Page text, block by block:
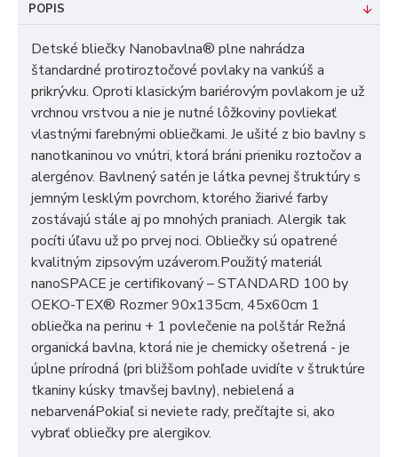
POPIS
Detské bliečky Nanobavlna® plne nahrádza
štandardné protiroztočové povlaky na vankúš a
prikrývku. Oproti klasickým bariérovým povlakom je už
vrchnou vrstvou a nie je nutné lôžkoviny povliekať
vlastnými farebnými obliečkami. Je ušité z bio bavlny s
nanotkaninou vo vnútri, ktorá bráni prieniku roztočov a
alergénov. Bavlnený satén je látka pevnej štruktúry s
jemným lesklým povrchom, ktorého žiarivé farby
zostávajú stále aj po mnohých praniach. Alergik tak
pocíti úľavu už po prvej noci. Obliečky sú opatrené
kvalitným zipsovým uzáverom.Použitý materiál
nanoSPACE je certifikovaný – STANDARD 100 by
OEKO-TEX® Rozmer 90x135cm, 45x60cm 1
obliečka na perinu + 1 povlečenie na polštár Režná
organická bavlna, ktorá nie je chemicky ošetrená - je
úplne prírodná (pri bližšom pohľade uvidíte v štruktúre
tkaniny kúsky tmavšej bavlny), nebielená a
nebarvenáPokiaľ si neviete rady, prečítajte si, ako
vybrať obliečky pre alergikov.